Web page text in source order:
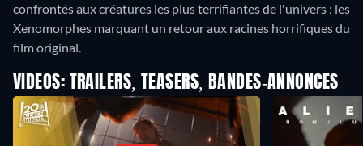
confrontés aux créatures les plus terrifiantes de l'univers : les
Xenomorphes marquant un retour aux racines horrifiques du
film original.
VIDEOS: TRAILERS, TEASERS, BANDES-ANNONCES